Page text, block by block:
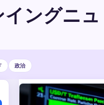
ングニュ
政治